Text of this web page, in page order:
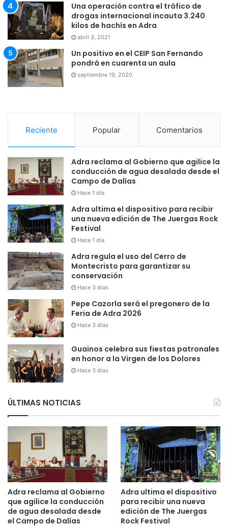
Una operación contra el tráfico de
drogas internacional incauta 3.240
kilos de hachís en Adra
abril 3, 2021
Un positivo en el CEIP San Fernando
pondrá en cuarenta un aula
septiembre 19, 2020
Reciente Popular Comentarios
Adra reclama al Gobierno que agilice la
conducción de agua desalada desde el
Campo de Dalías
Hace 1 día
Adra ultima el dispositivo para recibir
una nueva edición de The Juergas Rock
Festival
Hace 1 día
Adra regula el uso del Cerro de
Montecristo para garantizar su
conservación
Hace 3 días
Pepe Cazorla será el pregonero de la
Feria de Adra 2026
Hace 3 días
Guainos celebra sus fiestas patronales
en honor a la Virgen de los Dolores
Hace 3 días
ÚLTIMAS NOTICIAS
Adra reclama al Gobierno
que agilice la conducción
de agua desalada desde
el Campo de Dalías
Adra ultima el dispositivo
para recibir una nueva
edición de The Juergas
Rock Festival